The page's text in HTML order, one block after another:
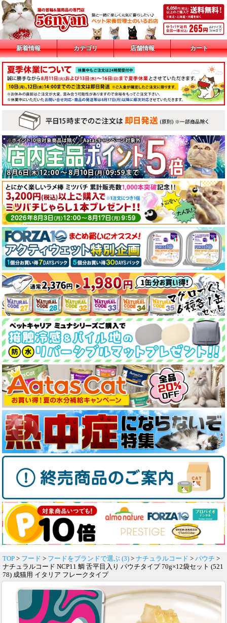
新着情報 カテゴリ 店舗情報 カート
TOP > フード > フードをブランドで選ぶ (3) > ナチュラルコード > パウチ >
ナチュラルコード NCP11 鯛 舌平目入り パウチタイプ 70g×12袋セット (521
78) 成猫用 イタリア フレークタイプ